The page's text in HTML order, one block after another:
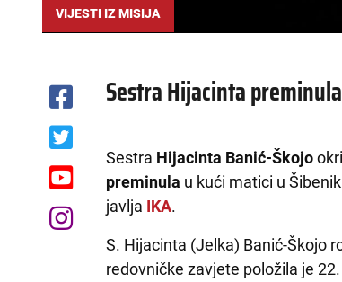
VIJESTI IZ MISIJA
Sestra Hijacinta
Sestra Hijacinta Banić-Škojo
preminula u kući matici u
javlja IKA.
S. Hijacinta (Jelka) Banić-Škojo
redovničke zavjete položila je